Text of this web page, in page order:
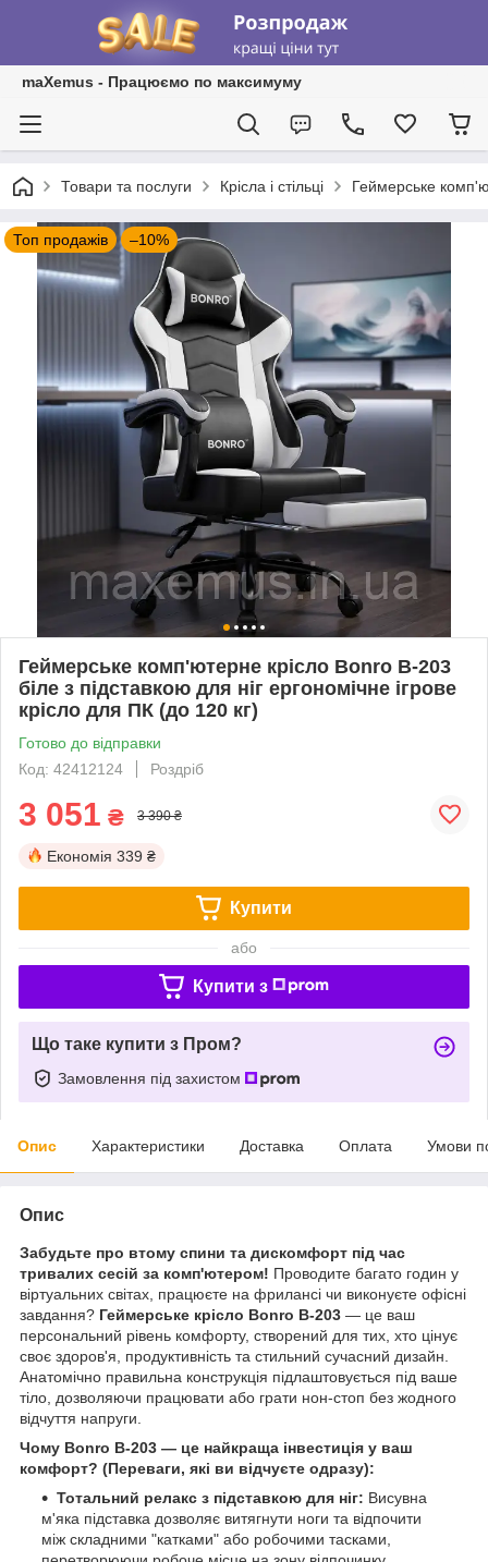
maXemus - Працюємо по максимуму
Товари та послуги Крісла і стільці Геймерське
Топ продажів –10%
Геймерське комп'ютерне крісло Bonro B-203
біле з підставкою для ніг ергономічне ігрове
крісло для ПК (до 120 кг)
Готово до відправки
Код: 42412124
Роздріб
3 051 ₴ 3 390 ₴
Економія 339 ₴
Купити
або
Купити з
Що таке купити з Пром?
Замовлення під захистом
Опис Характеристики Доставка Оплата Умови
Опис
Забудьте про втому спини та дискомфорт під час
тривалих сесій за комп'ютером! Проводите багато годин у
віртуальних світах, працюєте на фрилансі чи виконуєте офісні
завдання? Геймерське крісло Bonro B-203 — це ваш
персональний рівень комфорту, створений для тих, хто цінує
своє здоров'я, продуктивність та стильний сучасний дизайн.
Анатомічно правильна конструкція підлаштовується під ваше
тіло, дозволяючи працювати або грати нон-стоп без жодного
відчуття напруги.
Чому Bonro B-203 — це найкраща інвестиція у ваш
комфорт? (Переваги, які ви відчуєте одразу):
Тотальний релакс з підставкою для ніг: Висувна
м'яка підставка дозволяє витягнути ноги та відпочити
між складними "катками" або робочими тасками,